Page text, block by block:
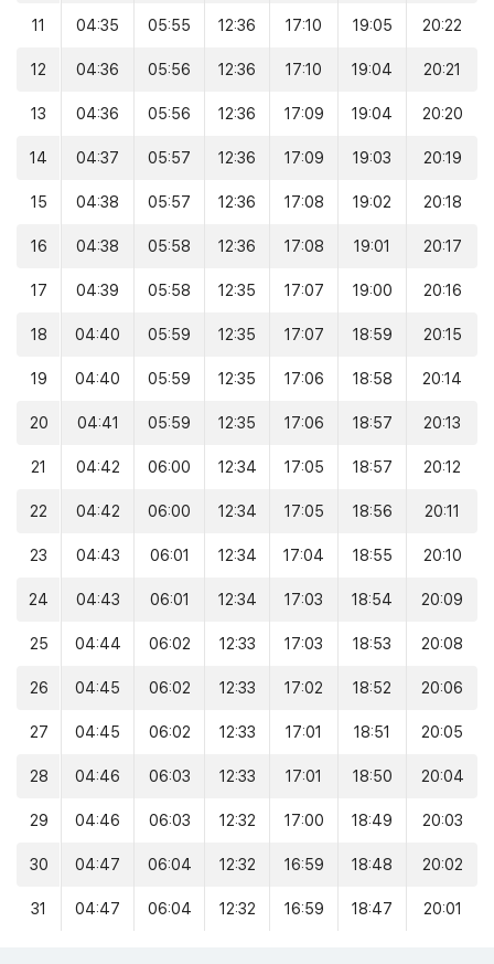
11 04:35 05:55 12:36 17:10 19:05 20:22
12 04:36 05:56 12:36 17:10 19:04 20:21
13 04:36 05:56 12:36 17:09 19:04 20:20
14 04:37 05:57 12:36 17:09 19:03 20:19
15 04:38 05:57 12:36 17:08 19:02 20:18
16 04:38 05:58 12:36 17:08 19:01 20:17
17 04:39 05:58 12:35 17:07 19:00 20:16
18 04:40 05:59 12:35 17:07 18:59 20:15
19 04:40 05:59 12:35 17:06 18:58 20:14
20 04:41 05:59 12:35 17:06 18:57 20:13
21 04:42 06:00 12:34 17:05 18:57 20:12
22 04:42 06:00 12:34 17:05 18:56 20:11
23 04:43 06:01 12:34 17:04 18:55 20:10
24 04:43 06:01 12:34 17:03 18:54 20:09
25 04:44 06:02 12:33 17:03 18:53 20:08
26 04:45 06:02 12:33 17:02 18:52 20:06
27 04:45 06:02 12:33 17:01 18:51 20:05
28 04:46 06:03 12:33 17:01 18:50 20:04
29 04:46 06:03 12:32 17:00 18:49 20:03
30 04:47 06:04 12:32 16:59 18:48 20:02
31 04:47 06:04 12:32 16:59 18:47 20:01